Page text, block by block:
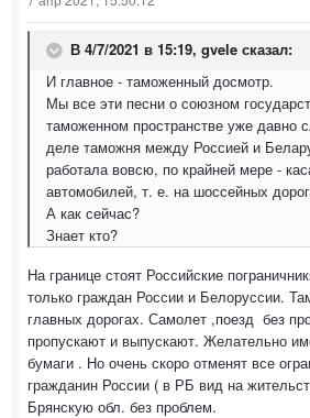
В 4/7/2021 в 15:19, gvele сказал:
И главное - таможенный досмотр.
Мы все эти песни о союзном
таможенном пространстве уже давно
деле таможня между Россией и
работала вовсю, по крайней мере -
автомобилей, т. е. на шоссейных
А как сейчас?
Знает кто?
На границе стоят Российские
только граждан России и Белоруссии.
главных дорогах. Самолет ,поезд без
пропускают и выпускают. Желательно
бумаги . Но очень скоро отменят все
гражданин России ( в РБ вид на
Брянскую обл. без проблем.